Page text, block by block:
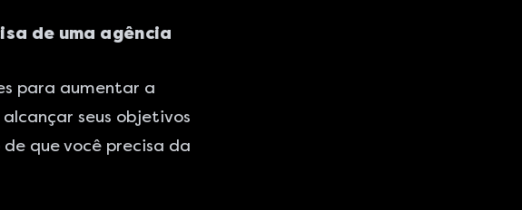
de uma agência
para aumentar a
seus objetivos
que você precisa da